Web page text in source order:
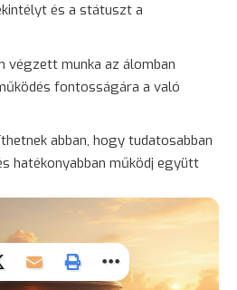
és a státuszt a
végzett munka az álomban
fontosságára a való
abban, hogy tudatosabban
hatékonyabban működj együtt